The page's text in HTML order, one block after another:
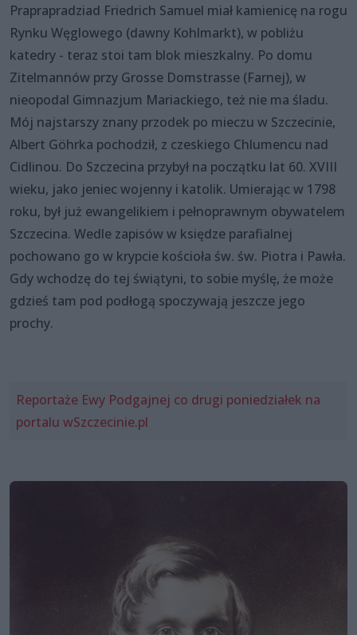
Praprapradziad Friedrich Samuel miał kamienicę na rogu
Rynku Węglowego (dawny Kohlmarkt), w pobliżu
katedry - teraz stoi tam blok mieszkalny. Po domu
Zitelmannów przy Grosse Domstrasse (Farnej), w
nieopodal Gimnazjum Mariackiego, też nie ma śladu.
Mój najstarszy znany przodek po mieczu w Szczecinie,
Albert Göhrka pochodził, z czeskiego Chlumencu nad
Cidlinou. Do Szczecina przybył na początku lat 60. XVIII
wieku, jako jeniec wojenny i katolik. Umierając w 1798
roku, był już ewangelikiem i pełnoprawnym obywatelem
Szczecina. Wedle zapisów w księdze parafialnej
pochowano go w krypcie kościoła św. św. Piotra i Pawła.
Gdy wchodzę do tej świątyni, to sobie myślę, że może
gdzieś tam pod podłogą spoczywają jeszcze jego
prochy.
Reportaże Ewy Podgajnej co drugi poniedziałek na
portalu wSzczecinie.pl